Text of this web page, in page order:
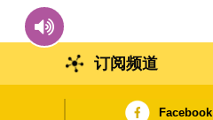
订阅频道
Facebook